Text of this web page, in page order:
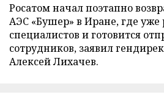
Росатом начал поэтапно
АЭС «Бушер» в Иране, где уже
специалистов и готовится
сотрудников, заявил
Алексей Лихачев.